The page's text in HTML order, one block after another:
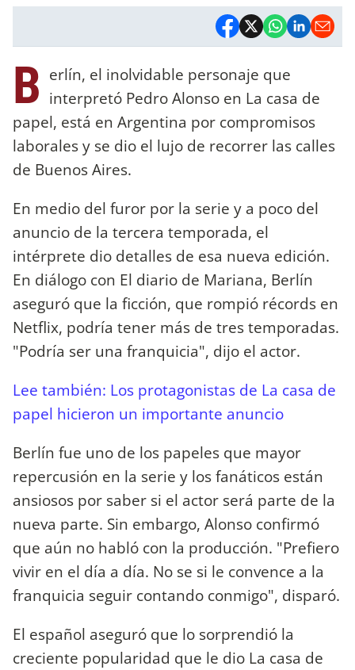
B erlín, el inolvidable personaje que
interpretó Pedro Alonso en La casa de
papel, está en Argentina por compromisos
laborales y se dio el lujo de recorrer las calles
de Buenos Aires.
En medio del furor por la serie y a poco del
anuncio de la tercera temporada, el
intérprete dio detalles de esa nueva edición.
En diálogo con El diario de Mariana, Berlín
aseguró que la ficción, que rompió récords en
Netflix, podría tener más de tres temporadas.
"Podría ser una franquicia", dijo el actor.
Lee también: Los protagonistas de La casa de
papel hicieron un importante anuncio
Berlín fue uno de los papeles que mayor
repercusión en la serie y los fanáticos están
ansiosos por saber si el actor será parte de la
nueva parte. Sin embargo, Alonso confirmó
que aún no habló con la producción. "Prefiero
vivir en el día a día. No se si le convence a la
franquicia seguir contando conmigo", disparó.
El español aseguró que lo sorprendió la
creciente popularidad que le dio La casa de